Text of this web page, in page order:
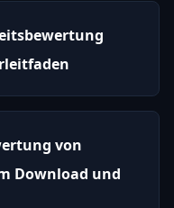
von
Download und